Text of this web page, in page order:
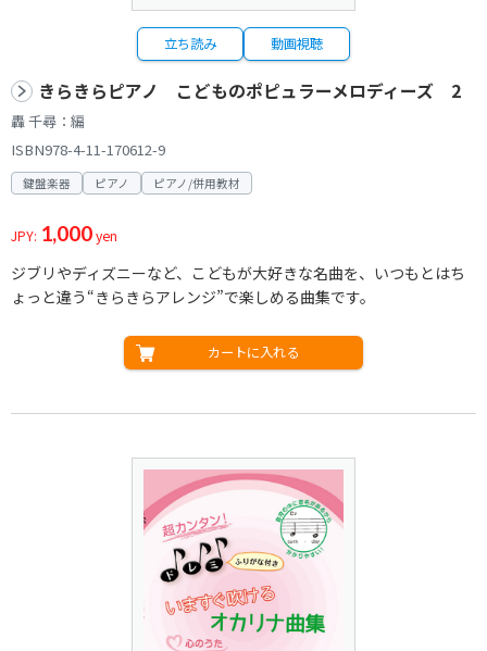
立ち読み 動画視聴
きらきらピアノ こどものポピュラーメロディーズ 2
轟 千尋：編
ISBN978-4-11-170612-9
鍵盤楽器 ピアノ ピアノ/併用教材
JPY: 1,000yen
ジブリやディズニーなど、こどもが大好きな名曲を、いつもとはち
ょっと違う“きらきらアレンジ”で楽しめる曲集です。
カートに入れる